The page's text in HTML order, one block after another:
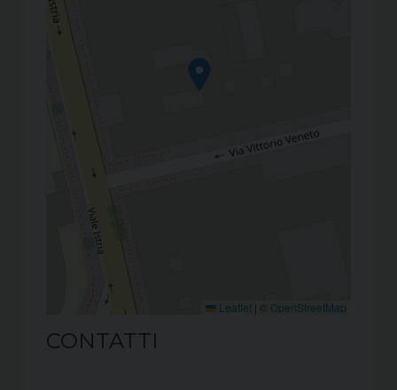
Leaflet | OpenStreetMap
CONTATTI